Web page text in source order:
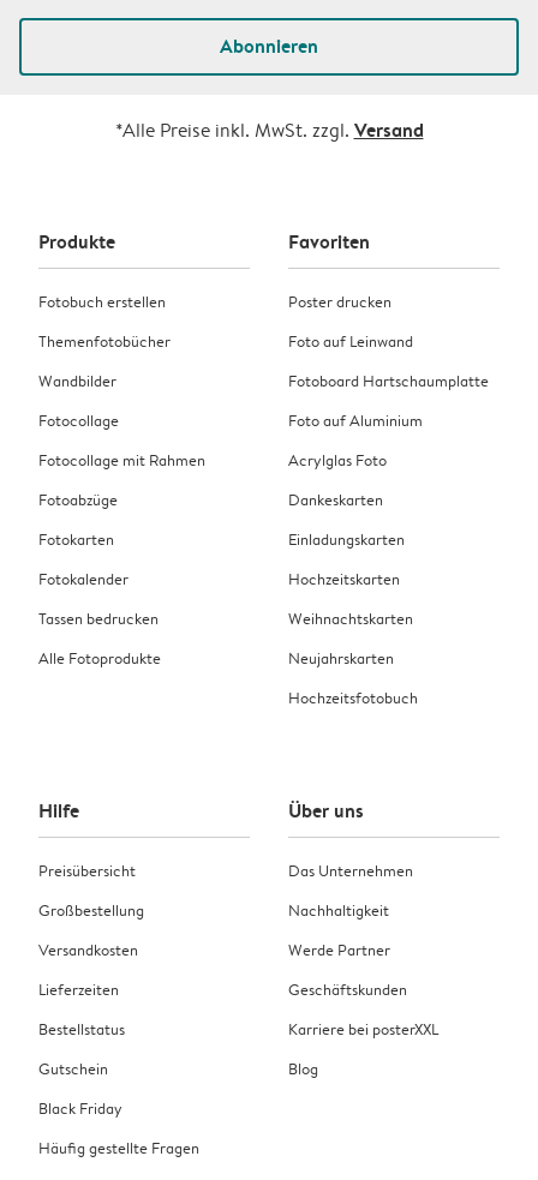
Abonnieren
*Alle Preise inkl. MwSt. zzgl. Versand
Produkte
Fotobuch erstellen
Themenfotobücher
Wandbilder
Fotocollage
Fotocollage mit Rahmen
Fotoabzüge
Fotokarten
Fotokalender
Tassen bedrucken
Alle Fotoprodukte
Favoriten
Poster drucken
Foto auf Leinwand
Fotoboard Hartschaumplatte
Foto auf Aluminium
Acrylglas Foto
Dankeskarten
Einladungskarten
Hochzeitskarten
Weihnachtskarten
Neujahrskarten
Hochzeitsfotobuch
Hilfe
Preisübersicht
Großbestellung
Versandkosten
Lieferzeiten
Bestellstatus
Gutschein
Black Friday
Häufig gestellte Fragen
Über uns
Das Unternehmen
Nachhaltigkeit
Werde Partner
Geschäftskunden
Karriere bei posterXXL
Blog